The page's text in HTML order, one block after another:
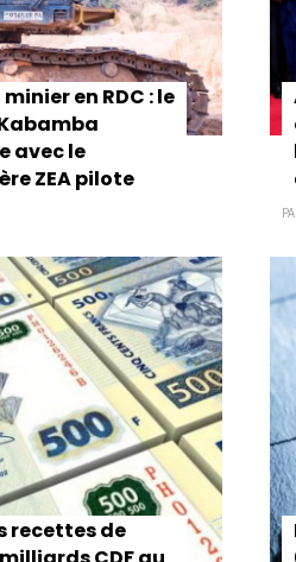
en RDC : le
avec le
ZEA pilote
recettes de